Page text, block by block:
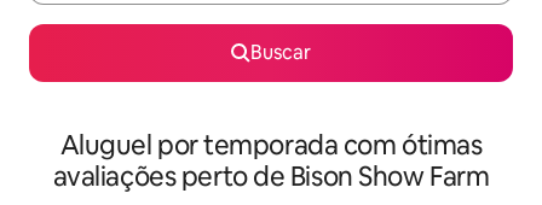
Buscar
Aluguel por temporada com ótimas
avaliações perto de Bison Show Farm